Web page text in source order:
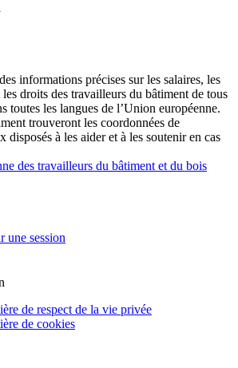
informations précises sur les salaires, les
droits des travailleurs du bâtiment de tous
toutes les langues de l’Union européenne.
trouveront les coordonnées de
disposés à les aider et à les soutenir en cas
une session
de respect de la vie privée
de cookies